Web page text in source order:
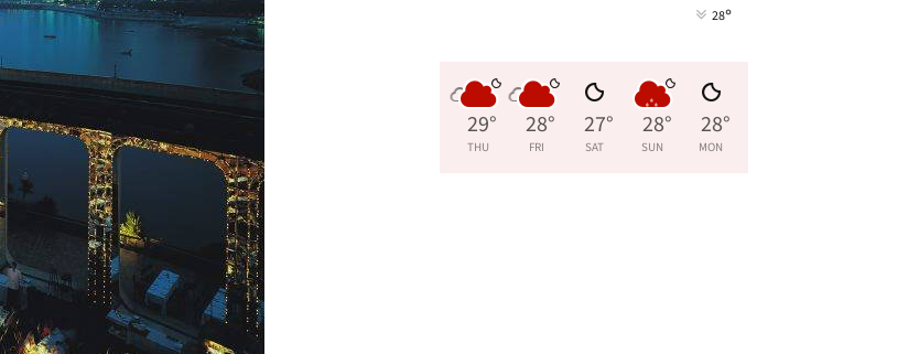
28°
29°
THU
28°
FRI
27°
SAT
28°
SUN
28°
MON